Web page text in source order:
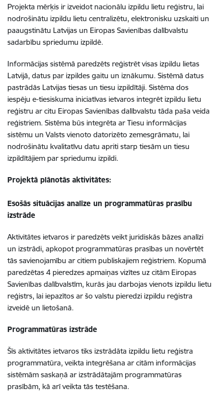
Projekta mērķis ir izveidot nacionālu izpildu lietu reģistru, lai
nodrošinātu izpildu lietu centralizētu, elektronisku uzskaiti un
paaugstinātu Latvijas un Eiropas Savienības dalībvalstu
sadarbību spriedumu izpildē.
Informācijas sistēmā paredzēts reģistrēt visas izpildu lietas
Latvijā, datus par izpildes gaitu un iznākumu. Sistēmā datus
pastrādās Latvijas tiesas un tiesu izpildītāji. Sistēma dos
iespēju e-tiesiskuma iniciatīvas ietvaros integrēt izpildu lietu
reģistru ar citu Eiropas Savienības dalībvalstu tāda paša veida
reģistriem. Sistēma būs integrēta ar Tiesu informācijas
sistēmu un Valsts vienoto datorizēto zemesgrāmatu, lai
nodrošinātu kvalitatīvu datu apriti starp tiesām un tiesu
izpildītājiem par spriedumu izpildi.
Projektā plānotās aktivitātes:
Esošās situācijas analīze un programmatūras prasību
izstrāde
Aktivitātes ietvaros ir paredzēts veikt juridiskās bāzes analīzi
un izstrādi, apkopot programmatūras prasības un novērtēt
tās savienojamību ar citiem publiskajiem reģistriem. Kopumā
paredzētas 4 pieredzes apmaiņas vizītes uz citām Eiropas
Savienības dalībvalstīm, kurās jau darbojas vienots izpildu lietu
reģistrs, lai iepazītos ar šo valstu pieredzi izpildu reģistra
izveidē un lietošanā.
Programmatūras izstrāde
Šīs aktivitātes ietvaros tiks izstrādāta izpildu lietu reģistra
programmatūra, veikta integrēšana ar citām informācijas
sistēmām saskaņā ar izstrādātajām programmatūras
prasībām, kā arī veikta tās testēšana.